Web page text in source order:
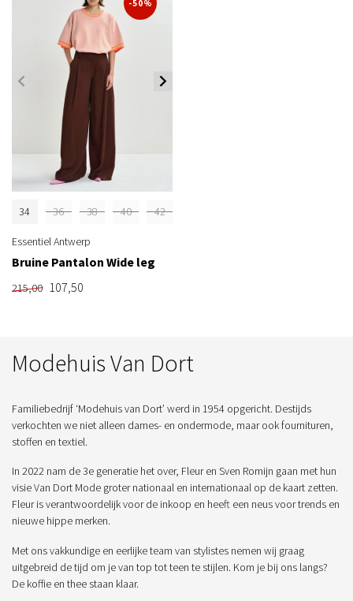
-50%
34 36 38 40 42
Essentiel Antwerp
Bruine Pantalon Wide leg
215,00 107,50
Modehuis Van Dort
Familiebedrijf ‘Modehuis van Dort’ werd in 1954 opgericht. Destijds
verkochten we niet alleen dames- en ondermode, maar ook fournituren,
stoffen en textiel.
In 2022 nam de 3e generatie het over, Fleur en Sven Romijn gaan met hun
visie Van Dort Mode groter nationaal en internationaal op de kaart zetten.
Fleur is verantwoordelijk voor de inkoop en heeft een neus voor trends en
nieuwe hippe merken.
Met ons vakkundige en eerlijke team van stylistes nemen wij graag
uitgebreid de tijd om je van top tot teen te stijlen. Kom je bij ons langs?
De koffie en thee staan klaar.